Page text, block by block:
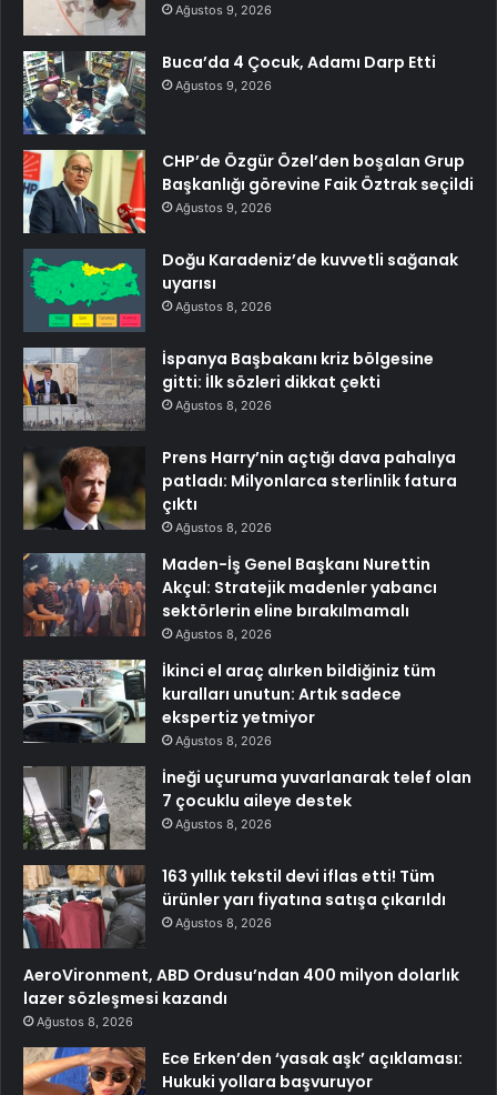
Ağustos 9, 2026
Buca’da 4 Çocuk, Adamı Darp Etti
Ağustos 9, 2026
CHP’de Özgür Özel’den boşalan Grup
Başkanlığı görevine Faik Öztrak seçildi
Ağustos 9, 2026
Doğu Karadeniz’de kuvvetli sağanak
uyarısı
Ağustos 8, 2026
İspanya Başbakanı kriz bölgesine
gitti: İlk sözleri dikkat çekti
Ağustos 8, 2026
Prens Harry’nin açtığı dava pahalıya
patladı: Milyonlarca sterlinlik fatura
çıktı
Ağustos 8, 2026
Maden-İş Genel Başkanı Nurettin
Akçul: Stratejik madenler yabancı
sektörlerin eline bırakılmamalı
Ağustos 8, 2026
İkinci el araç alırken bildiğiniz tüm
kuralları unutun: Artık sadece
ekspertiz yetmiyor
Ağustos 8, 2026
İneği uçuruma yuvarlanarak telef olan
7 çocuklu aileye destek
Ağustos 8, 2026
163 yıllık tekstil devi iflas etti! Tüm
ürünler yarı fiyatına satışa çıkarıldı
Ağustos 8, 2026
AeroVironment, ABD Ordusu’ndan 400 milyon dolarlık
lazer sözleşmesi kazandı
Ağustos 8, 2026
Ece Erken’den ‘yasak aşk’ açıklaması:
Hukuki yollara başvuruyor